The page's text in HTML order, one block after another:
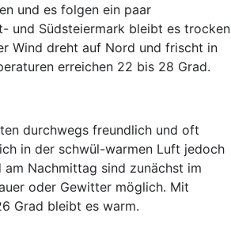
und es folgen ein paar
und Südsteiermark bleibt es trocken
Wind dreht auf Nord und frischt in
erreichen 22 bis 28 Grad.
durchwegs freundlich und oft
in der schwül-warmen Luft jedoch
Nachmittag sind zunächst im
oder Gewitter möglich. Mit
Grad bleibt es warm.